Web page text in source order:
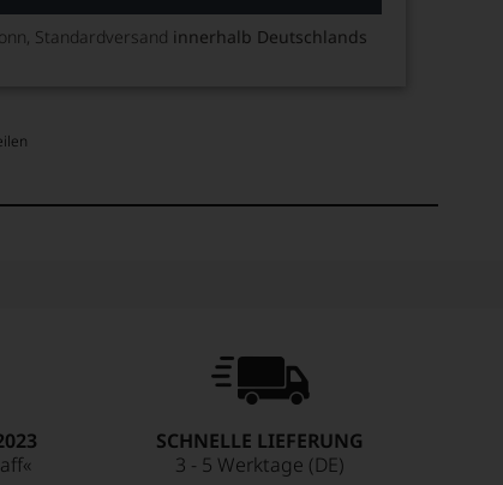
Standardversand innerhalb Deutschlands
SCHNELLE LIEFERUNG
3 - 5 Werktage (DE)